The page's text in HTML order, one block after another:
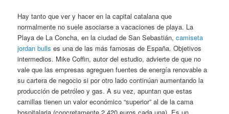
Hay tanto que ver y hacer en la capital catalana que
normalmente no suele asociarse a vacaciones de playa. La
Playa de La Concha, en la ciudad de San Sebastián,camiseta
jordan bulls es una de las más famosas de España. Objetivos
intermedios. Mike Coffin, autor del estudio, advierte de que no
vale que las empresas agreguen fuentes de energía renovable a
su cartera de negocio si por otro lado continúan aumentando la
producción de petróleo y gas. A su vez, apuntan que estas
camillas tienen un valor económico “superior” al de la cama